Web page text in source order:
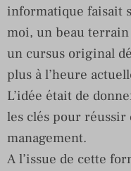
informatique faisait
moi, un beau terrain
un cursus original
plus à l’heure
L’idée était de
les clés pour réussir
management.
A l’issue de cette